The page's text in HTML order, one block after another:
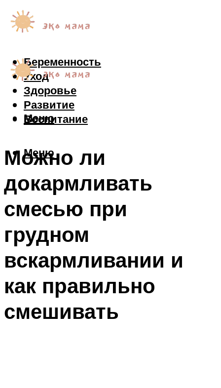
Беременность
Уход
Здоровье
Развитие
Воспитание
Меню
Меню
Можно ли
докармливать
смесью при
грудном
вскармливании и
как правильно
смешивать